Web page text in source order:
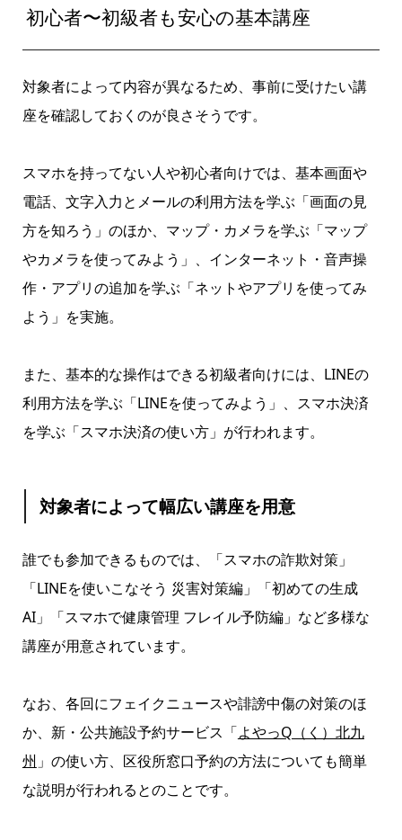
初心者〜初級者も安心の基本講座
対象者によって内容が異なるため、事前に受けたい講
座を確認しておくのが良さそうです。
スマホを持ってない人や初心者向けでは、基本画面や
電話、文字入力とメールの利用方法を学ぶ「画面の見
方を知ろう」のほか、マップ・カメラを学ぶ「マップ
やカメラを使ってみよう」、インターネット・音声操
作・アプリの追加を学ぶ「ネットやアプリを使ってみ
よう」を実施。
また、基本的な操作はできる初級者向けには、LINEの
利用方法を学ぶ「LINEを使ってみよう」、スマホ決済
を学ぶ「スマホ決済の使い方」が行われます。
対象者によって幅広い講座を用意
誰でも参加できるものでは、「スマホの詐欺対策」
「LINEを使いこなそう 災害対策編」「初めての生成
AI」「スマホで健康管理 フレイル予防編」など多様な
講座が用意されています。
なお、各回にフェイクニュースや誹謗中傷の対策のほ
か、新・公共施設予約サービス「よやっQ（く）北九
州 」の使い方、区役所窓口予約の方法についても簡単
な説明が行われるとのことです。